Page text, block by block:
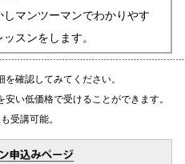
しマンツーマンでわかりやす
スンをします。
確認してみてください。
い低価格で受けることができます。
受講可能。